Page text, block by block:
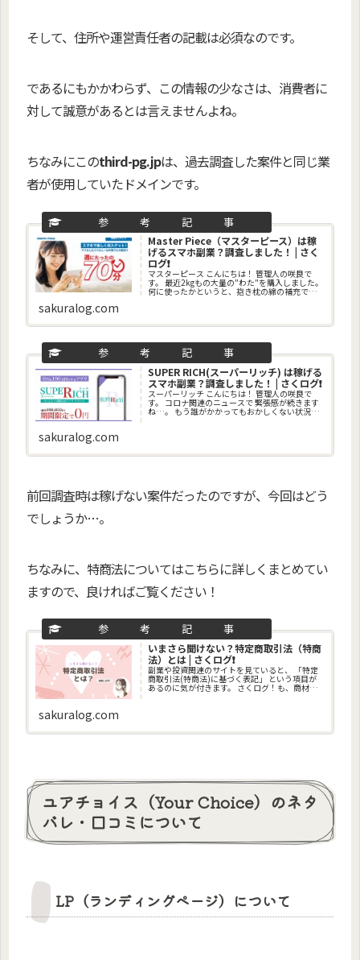
そして、住所や運営責任者の記載は必須なのです。
であるにもかかわらず、この情報の少なさは、消費者に
対して誠意があるとは言えませんよね。
ちなみにこのthird-pg.jpは、過去調査した案件と同じ業
者が使用していたドメインです。
Master Piece（マスターピース）は稼
げるスマホ副業？調査しました！ | さく
ログ❗
マスターピース こんにちは！ 管理人の咲良で
す。 最近2kgもの大量の"わた"を購入しました。
何に使ったかというと、抱き枕の綿の補充です
sakuralog.com
SUPER RICH(スーパーリッチ) は稼げる
スマホ副業？調査しました！ | さくログ❗
スーパーリッチ こんにちは！ 管理人の咲良で
す。 コロナ関連のニュースで 緊張感が続きます
ね…。 もう誰がかかってもおかしくない状況で
sakuralog.com
前回調査時は稼げない案件だったのですが、今回はどう
でしょうか…。
ちなみに、特商法についてはこちらに詳しくまとめてい
ますので、良ければご覧ください！
いまさら聞けない？特定商取引法（特商
法）とは | さくログ❗
副業や投資関連のサイトを見ていると、 「特定
商取引法(特商法)に基づく表記」 という項目が
あるのに気が付きます。 さくログ！も、商材を
取り上げるときは 必ずこの項目を書くようにし
sakuralog.com
ユアチョイス（Your Choice）のネタ
バレ・口コミについて
LP（ランディングページ）について